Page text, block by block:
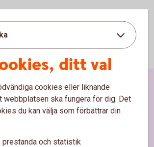
ditt val
cookies eller liknande
webbplatsen ska fungera för dig. Det
du kan välja som förbättrar din
prestanda och statistik